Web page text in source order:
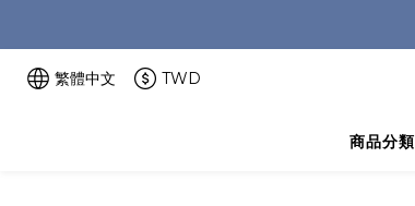
繁體中文 TWD
商品分類